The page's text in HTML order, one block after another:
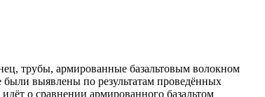
трубы, армированные базальтовым волокном
выявлены по результатам проведённых
о сравнении армированного базальтом